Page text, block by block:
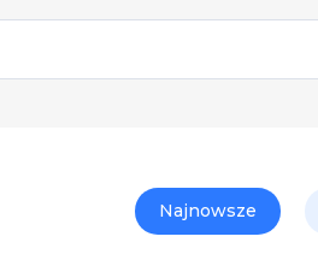
Najnowsze